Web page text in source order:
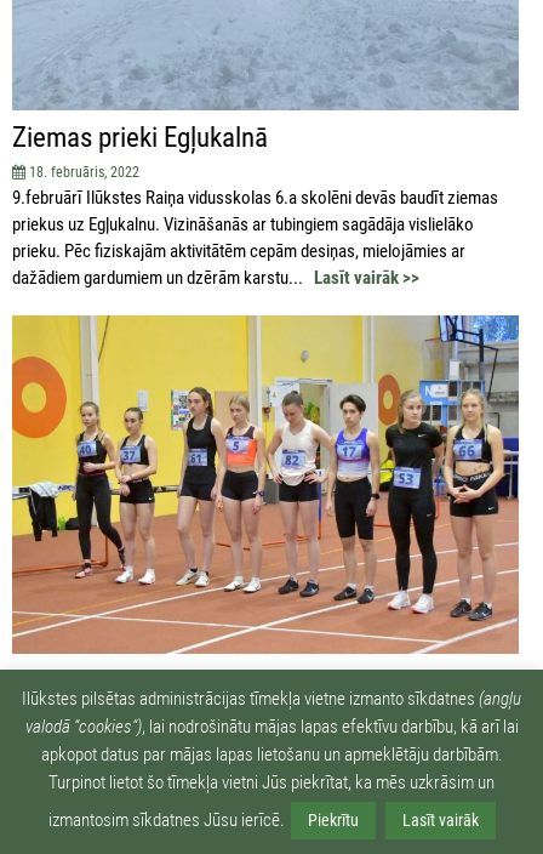
Ziemas prieki Egļukalnā
18. februāris, 2022
9.februārī Ilūkstes Raiņa vidusskolas 6.a skolēni devās baudīt ziemas
priekus uz Egļukalnu. Vizināšanās ar tubingiem sagādāja vislielāko
prieku. Pēc fiziskajām aktivitātēm cepām desiņas, mielojāmies ar
dažādiem gardumiem un dzērām karstu... Lasīt vairāk >>
Vieglatlētu veiksmīgie starti Jēkabpilī
25. janvāris, 2022
Augšdaugavas novada Sporta skolas audzēkņi izcīnīja 2 zelta medaļas,
startējot ”Daugava 2022” vieglatlētikas sacensībās Jēkabpilī šī gada 9.
janvārī. Ēriks Gusevs sasniedza labāko rezultātu tāllēkšanā – 6 m 66
cm,...Lasīt vairāk >>
Ilūkstes pilsētas administrācijas tīmekļa vietne izmanto sīkdatnes (angļu
valodā “cookies“), lai nodrošinātu mājas lapas efektīvu darbību, kā arī lai
apkopot datus par mājas lapas lietošanu un apmeklētāju darbībām.
Turpinot lietot šo tīmekļa vietni Jūs piekrītat, ka mēs uzkrāsim un
izmantosim sīkdatnes Jūsu ierīcē.
Piekrītu Lasīt vairāk